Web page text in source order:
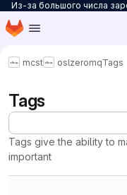
Skip to main content
Homepage
mcst oslzeromqTags
Tags
Tags give the ability to
important